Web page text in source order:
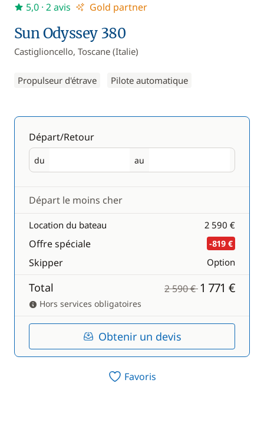
Sun Odyssey 380
Castiglioncello, Toscane (Italie)
Propulseur d'étrave Pilote automatique
5,0 · 2 avis Gold partner
Départ/Retour
du
Départ au
Retour
Départ le moins cher
Location du bateau 2 590 €
Offre spéciale -819 €
Skipper Option
Total 2 590 €1 771 €
Hors services obligatoires
Obtenir un devis
Favoris